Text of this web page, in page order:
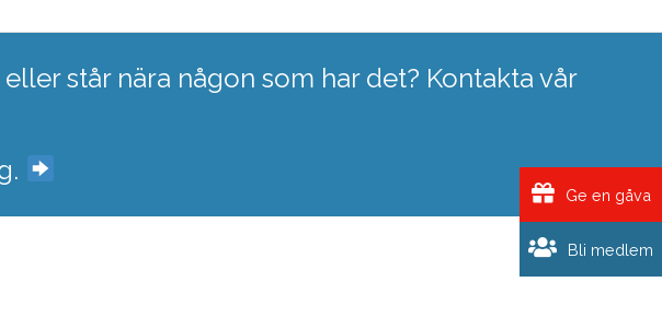
står nära någon som har det? Kontakta vår
Bli medlem
Ge en gåva